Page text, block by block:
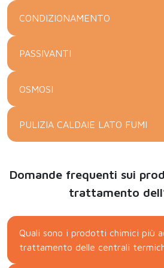
CONDIZIONAMENTO
PASSIVANTI
OSMOSI
PULIZIA CALDAIE LATO FUMI
Domande frequenti sui
trattamento
Quali sono i prodotti chimici più
trattamento delle centrali